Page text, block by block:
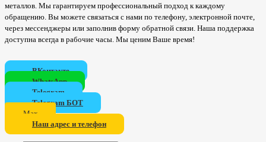
металлов. Мы гарантируем профессиональный подход к каждому
обращению. Вы можете связаться с нами по телефону, электронной почте,
через мессенджеры или заполнив форму обратной связи. Наша поддержка
доступна всегда в рабочие часы. Мы ценим Ваше время!
ВКонтакте
WhatsApp
Telegram
Telegram БОТ
Мах
Наш адрес и телефон